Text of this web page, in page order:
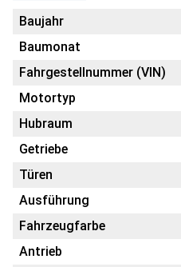
Baujahr
Baumonat
Fahrgestellnummer (VIN)
Motortyp
Hubraum
Getriebe
Türen
Ausführung
Fahrzeugfarbe
Antrieb